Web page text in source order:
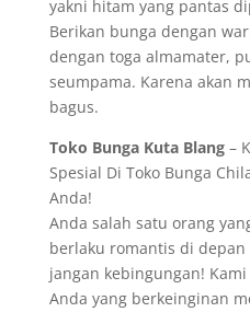
yakni hitam yang pantas
Berikan bunga dengan
dengan toga almamater,
seumpama. Karena akan
bagus.
Toko Bunga Kuta Blang–
Spesial Di Toko Bunga
Anda!
Anda salah satu orang
berlaku romantis di depan
jangan kebingungan!
Anda yang berkeinginan